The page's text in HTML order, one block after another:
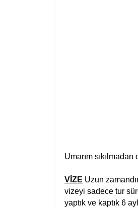
Umarım
VİZE Uzun
vizeyi sadece tur
yaptık ve kaptık 6